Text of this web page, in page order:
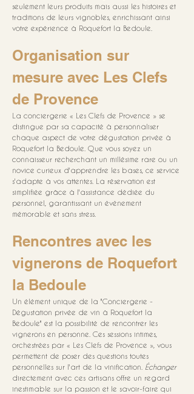
seulement leurs produits mais aussi les histoires et
traditions de leurs vignobles, enrichissant ainsi
votre expérience à Roquefort la Bedoule.
Organisation sur
mesure avec Les Clefs
de Provence
La conciergerie « Les Clefs de Provence » se
distingue par sa capacité à personnaliser
chaque aspect de votre dégustation privée à
Roquefort la Bedoule. Que vous soyez un
connaisseur recherchant un millésime rare ou un
novice curieux d'apprendre les bases, ce service
s'adapte à vos attentes. La réservation est
simplifiée grâce à l'assistance dédiée du
personnel, garantissant un événement
mémorable et sans stress.
Rencontres avec les
vignerons de Roquefort
la Bedoule
Un élément unique de la "Conciergerie -
Dégustation privée de vin à Roquefort la
Bedoule" est la possibilité de rencontrer les
vignerons en personne. Ces sessions intimes,
orchestrées par « Les Clefs de Provence », vous
permettent de poser des questions toutes
personnelles sur l'art de la vinification. Échanger
directement avec ces artisans offre un regard
inestimable sur la passion et le savoir-faire qui